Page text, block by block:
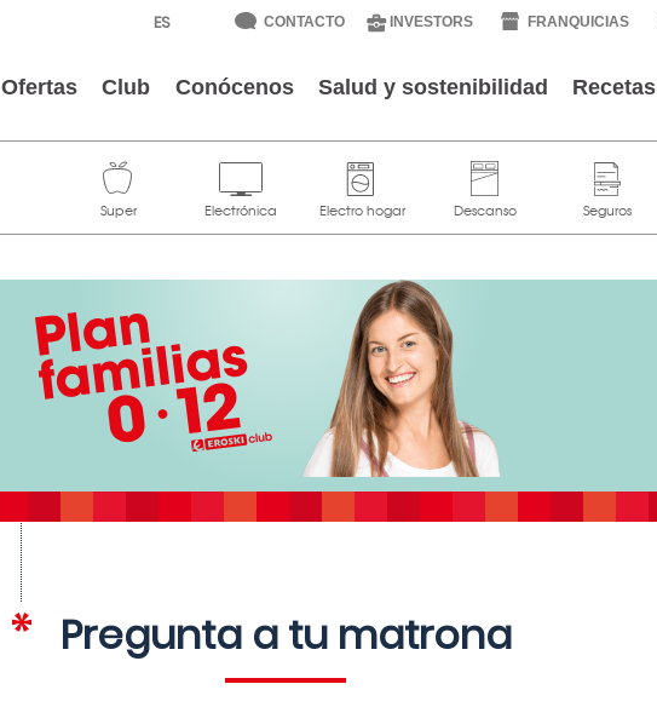
CONTACTO INVESTORS FRANQUICIAS
Ofertas Club Conócenos Salud y sostenibilidad Recetas
Pregunta a tu matrona